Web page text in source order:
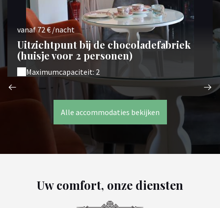
vanaf 72 € /nacht
Uitzichtpunt bij de chocoladefabriek
(huisje voor 2 personen)
Maximumcapaciteit: 2
Alle accommodaties bekijken
Uw comfort, onze diensten